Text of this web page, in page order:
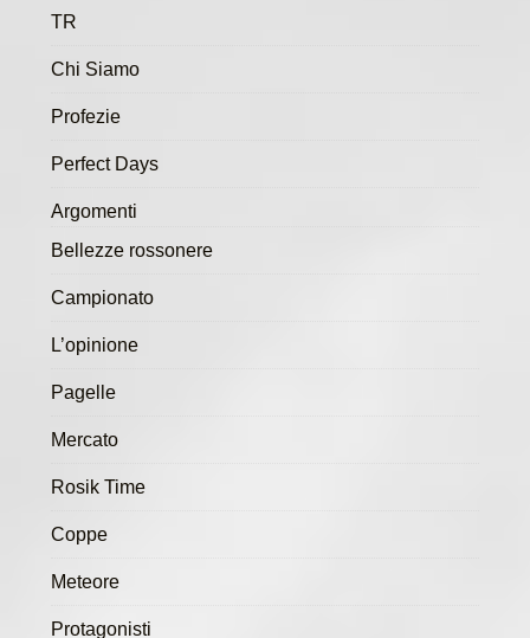
TR
Chi Siamo
Profezie
Perfect Days
Argomenti
Bellezze rossonere
Campionato
L’opinione
Pagelle
Mercato
Rosik Time
Coppe
Meteore
Protagonisti